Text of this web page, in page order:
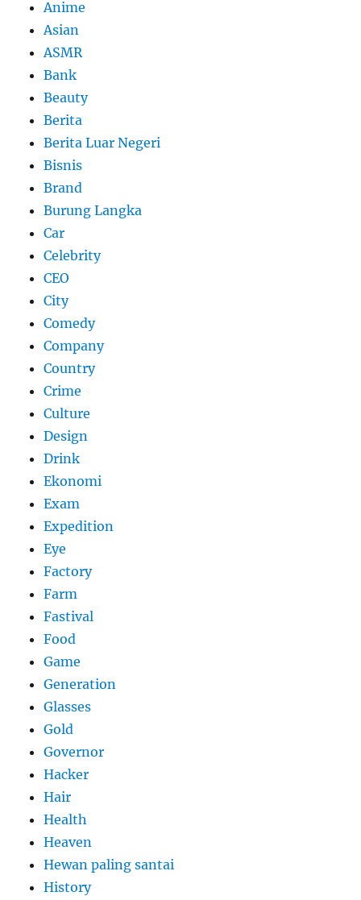
Anime
Asian
ASMR
Bank
Beauty
Berita
Berita Luar Negeri
Bisnis
Brand
Burung Langka
Car
Celebrity
CEO
City
Comedy
Company
Country
Crime
Culture
Design
Drink
Ekonomi
Exam
Expedition
Eye
Factory
Farm
Fastival
Food
Game
Generation
Glasses
Gold
Governor
Hacker
Hair
Health
Heaven
Hewan paling santai
History